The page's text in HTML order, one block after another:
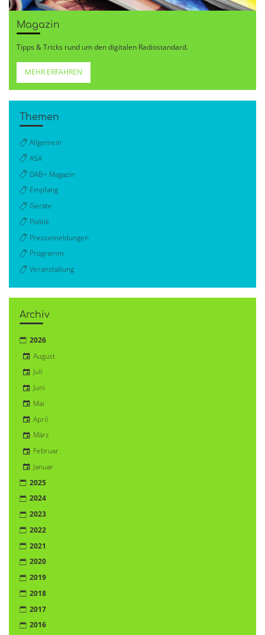
Magazin
Tipps & Tricks rund um den digitalen Radiostandard.
MEHR ERFAHREN
Themen
Allgemein
ASA
DAB+ Magazin
Empfang
Geräte
Politik
Pressemeldungen
Programm
Veranstaltung
Archiv
2026
August
Juli
Juni
Mai
April
März
Februar
Januar
2025
2024
2023
2022
2021
2020
2019
2018
2017
2016